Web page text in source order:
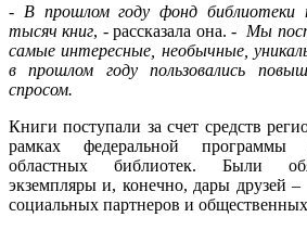
- В прошлом году фонд библиотеки
тысяч книг, - рассказала она. - Мы
самые интересные, необычные,
в прошлом году пользовались
спросом.
Книги поступали за счет средств
рамках федеральной программы
областных библиотек. Были
экземпляры и, конечно, дары друзей –
социальных партнеров и